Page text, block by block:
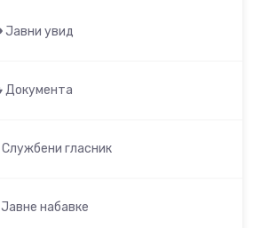
Јавни увид
Документа
Службени гласник
Јавне набавке